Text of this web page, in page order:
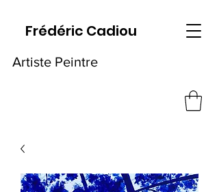
Frédéric Cadiou
Artiste Peintre